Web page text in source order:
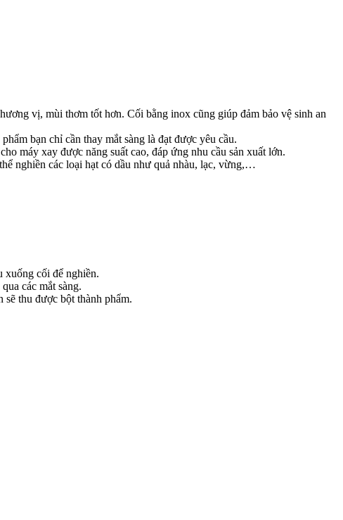
vị, mùi thơm tốt hơn. Cối bằng inox cũng giúp đảm bảo vệ sinh an
bạn chỉ cần thay mắt sàng là đạt được yêu cầu.
máy xay được năng suất cao, đáp ứng nhu cầu sản xuất lớn.
nghiền các loại hạt có dầu như quả nhàu, lạc, vừng,…
xuống cối để nghiền.
các mắt sàng.
sẽ thu được bột thành phẩm.